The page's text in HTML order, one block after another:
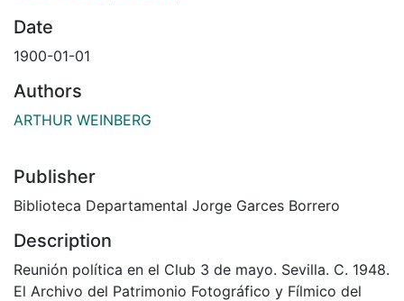
Date
1900-01-01
Authors
ARTHUR WEINBERG
Publisher
Biblioteca Departamental Jorge Garces Borrero
Description
Reunión política en el Club 3 de mayo. Sevilla. C. 1948.
El Archivo del Patrimonio Fotográfico y Fílmico del